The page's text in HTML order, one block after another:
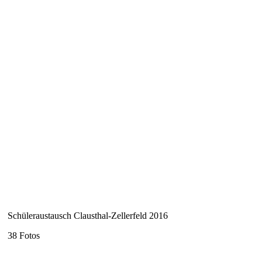
Schüleraustausch Clausthal-Zellerfeld 2016
38 Fotos